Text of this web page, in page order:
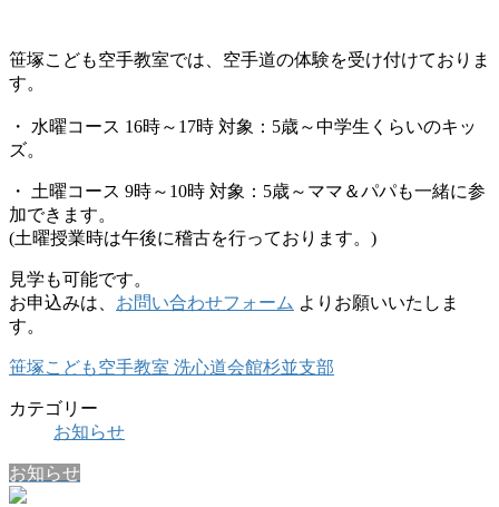
笹塚こども空手教室では、空手道の体験を受け付けておりま
す。
・ 水曜コース 16時～17時 対象：5歳～中学生くらいのキッ
ズ。
・ 土曜コース 9時～10時 対象：5歳～ママ＆パパも一緒に参
加できます。
(土曜授業時は午後に稽古を行っております。)
見学も可能です。
お申込みは、 お問い合わせフォーム よりお願いいたしま
す。
笹塚こども空手教室 洗心道会館杉並支部
カテゴリー
お知らせ
お知らせ